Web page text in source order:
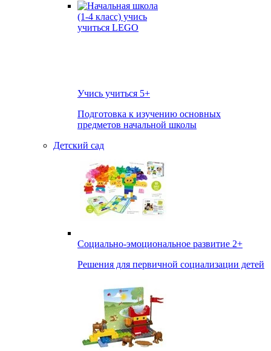
Учись учиться 5+
Подготовка к изучению основных
предметов начальной школы
Детский сад
Социально-эмоциональное развитие 2+
Решения для первичной социализации детей